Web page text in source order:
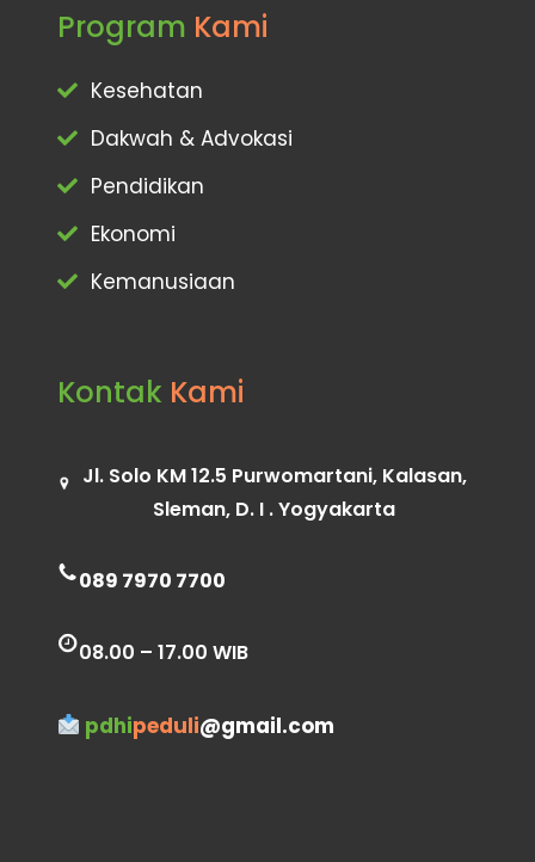
Program Kami
Kesehatan
Dakwah & Advokasi
Pendidikan
Ekonomi
Kemanusiaan
Kontak Kami
Jl. Solo KM 12.5 Purwomartani, Kalasan,
Sleman, D. I . Yogyakarta
089 7970 7700
08.00 – 17.00 WIB
pdhipeduli@gmail.com